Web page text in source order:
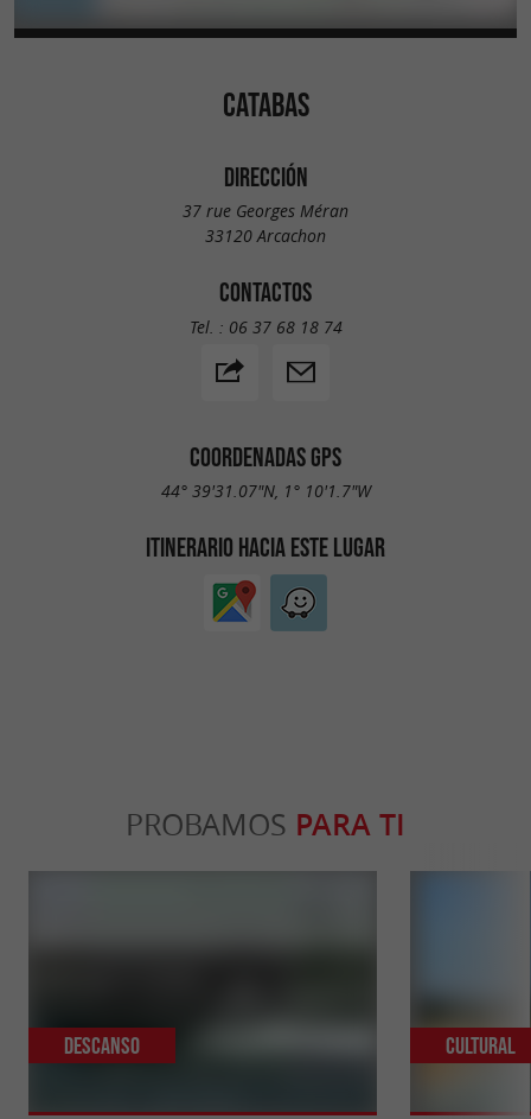
CATABAS
DIRECCIÓN
37 rue Georges Méran
33120 Arcachon
CONTACTOS
Tel. : 06 37 68 18 74
COORDENADAS GPS
44° 39'31.07"N, 1° 10'1.7"W
ITINERARIO HACIA ESTE LUGAR
PROBAMOS PARA TI
Descanso Cultural